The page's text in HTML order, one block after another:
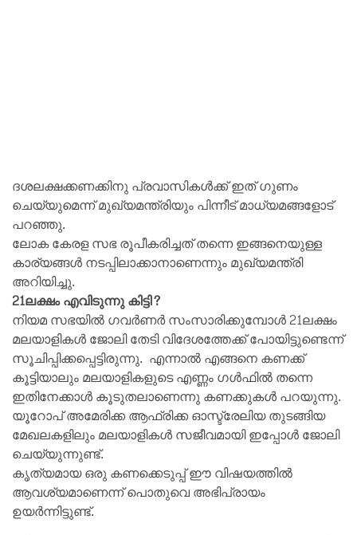
ദശലക്ഷക്കണക്കിനു പ്രവാസികൾക്ക് ഇത് ഗുണം
ചെയ്യുമെന്ന് മുഖ്യമന്ത്രിയും പിന്നീട് മാധ്യമങ്ങളോട്
പറഞ്ഞു.
ലോക കേരള സഭ രൂപീകരിച്ചത് തന്നെ ഇങ്ങനെയുള്ള
കാര്യങ്ങൾ നടപ്പിലാക്കാനാണെന്നും മുഖ്യമന്ത്രി
അറിയിച്ചു.
21ലക്ഷം എവിടുന്നു കിട്ടി?
നിയമ സഭയിൽ ഗവർണർ സംസാരിക്കുമ്പോൾ 21ലക്ഷം
മലയാളികൾ ജോലി തേടി വിദേശത്തേക്ക് പോയിട്ടുണ്ടെന്ന്
സൂചിപ്പിക്കപ്പെട്ടിരുന്നു. എന്നാൽ എങ്ങനെ കണക്ക്
കൂട്ടിയാലും മലയാളികളുടെ എണ്ണം ഗൾഫിൽ തന്നെ
ഇതിനേക്കാൾ കൂടുതലാണെന്നു കണക്കുകൾ പറയുന്നു.
യൂറോപ് അമേരിക്ക ആഫ്രിക്ക ഓസ്ട്രേലിയ തുടങ്ങിയ
മേഖലകളിലും മലയാളികൾ സജീവമായി ഇപ്പോൾ ജോലി
ചെയ്യുന്നുണ്ട്.
കൃത്യമായ ഒരു കണക്കെടുപ്പ് ഈ വിഷയത്തിൽ
ആവശ്യമാണെന്ന് പൊതുവെ അഭിപ്രായം
ഉയർന്നിട്ടുണ്ട്.